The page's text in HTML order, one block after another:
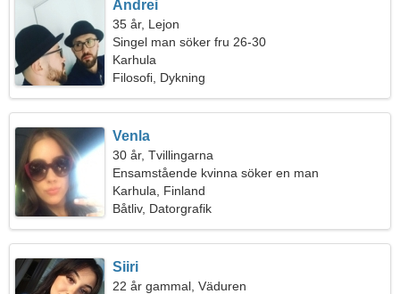
Andrei
35 år, Lejon
Singel man söker fru 26-30
Karhula
Filosofi, Dykning
Venla
30 år, Tvillingarna
Ensamstående kvinna söker en man
Karhula, Finland
Båtliv, Datorgrafik
Siiri
22 år gammal, Väduren